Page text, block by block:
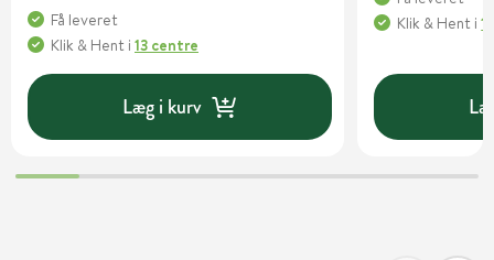
Få leveret
Klik & Hent i 13 centre
Læg i kurv
Klik & Hent i